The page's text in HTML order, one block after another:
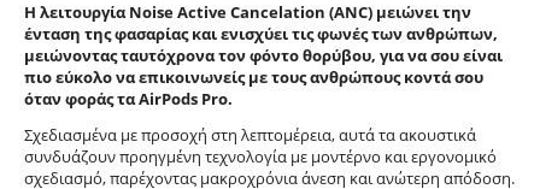
Η λειτουργία Noise Active Cancelation (ANC) μειώνει την
ένταση της φασαρίας και ενισχύει τις φωνές των ανθρώπων,
μειώνοντας ταυτόχρονα τον φόντο θορύβου, για να σου είναι
πιο εύκολο να επικοινωνείς με τους ανθρώπους κοντά σου
όταν φοράς τα AirPods Pro.
Σχεδιασμένα με προσοχή στη λεπτομέρεια, αυτά τα ακουστικά
συνδυάζουν προηγμένη τεχνολογία με μοντέρνο και εργονομικό
σχεδιασμό, παρέχοντας μακροχρόνια άνεση και ανώτερη απόδοση.